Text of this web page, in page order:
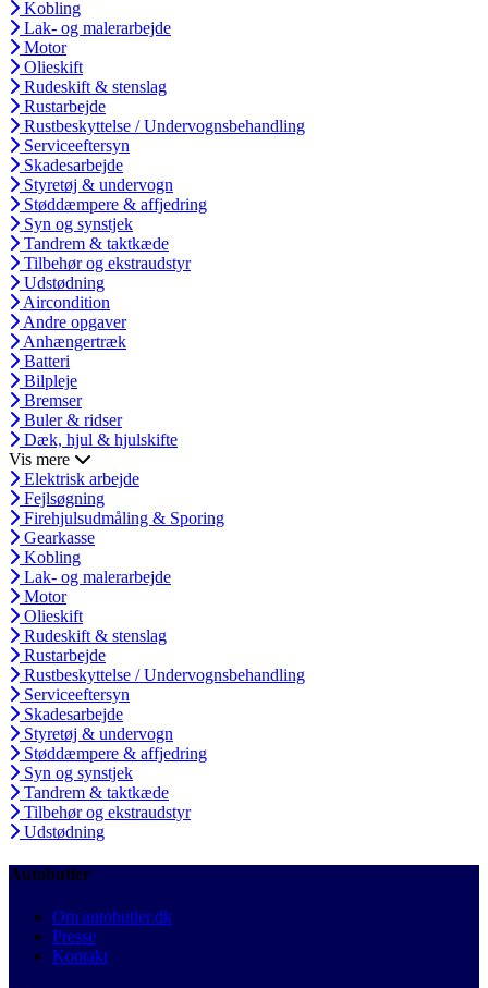
Kobling
Lak- og malerarbejde
Motor
Olieskift
Rudeskift & stenslag
Rustarbejde
Rustbeskyttelse / Undervognsbehandling
Serviceeftersyn
Skadesarbejde
Styretøj & undervogn
Støddæmpere & affjedring
Syn og synstjek
Tandrem & taktkæde
Tilbehør og ekstraudstyr
Udstødning
Aircondition
Andre opgaver
Anhængertræk
Batteri
Bilpleje
Bremser
Buler & ridser
Dæk, hjul & hjulskifte
Vis mere
Elektrisk arbejde
Fejlsøgning
Firehjulsudmåling & Sporing
Gearkasse
Kobling
Lak- og malerarbejde
Motor
Olieskift
Rudeskift & stenslag
Rustarbejde
Rustbeskyttelse / Undervognsbehandling
Serviceeftersyn
Skadesarbejde
Styretøj & undervogn
Støddæmpere & affjedring
Syn og synstjek
Tandrem & taktkæde
Tilbehør og ekstraudstyr
Udstødning
Autobutler
Om autobutler.dk
Presse
Kontakt